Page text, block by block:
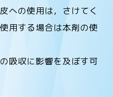
への使用は，さけてく
用する場合は本剤の使
吸収に影響を及ぼす可